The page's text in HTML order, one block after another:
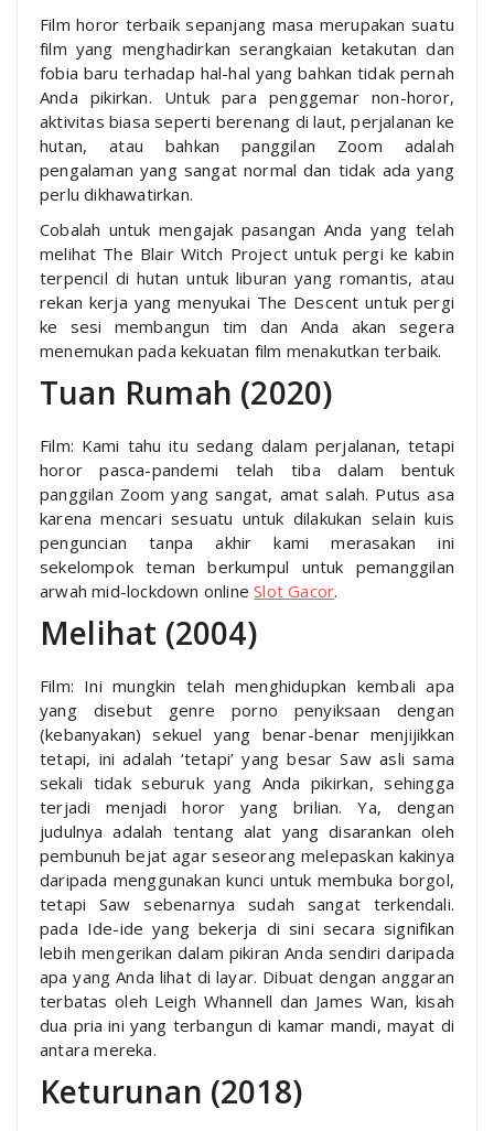
Film horor terbaik sepanjang masa merupakan suatu
film yang menghadirkan serangkaian ketakutan dan
fobia baru terhadap hal-hal yang bahkan tidak pernah
Anda pikirkan. Untuk para penggemar non-horor,
aktivitas biasa seperti berenang di laut, perjalanan ke
hutan, atau bahkan panggilan Zoom adalah
pengalaman yang sangat normal dan tidak ada yang
perlu dikhawatirkan.
Cobalah untuk mengajak pasangan Anda yang telah
melihat The Blair Witch Project untuk pergi ke kabin
terpencil di hutan untuk liburan yang romantis, atau
rekan kerja yang menyukai The Descent untuk pergi
ke sesi membangun tim dan Anda akan segera
menemukan pada kekuatan film menakutkan terbaik.
Tuan Rumah (2020)
Film: Kami tahu itu sedang dalam perjalanan, tetapi
horor pasca-pandemi telah tiba dalam bentuk
panggilan Zoom yang sangat, amat salah. Putus asa
karena mencari sesuatu untuk dilakukan selain kuis
penguncian tanpa akhir kami merasakan ini
sekelompok teman berkumpul untuk pemanggilan
arwah mid-lockdown onlineSlot Gacor.
Melihat (2004)
Film: Ini mungkin telah menghidupkan kembali apa
yang disebut genre porno penyiksaan dengan
(kebanyakan) sekuel yang benar-benar menjijikkan
tetapi, ini adalah ‘tetapi’ yang besar Saw asli sama
sekali tidak seburuk yang Anda pikirkan, sehingga
terjadi menjadi horor yang brilian. Ya, dengan
judulnya adalah tentang alat yang disarankan oleh
pembunuh bejat agar seseorang melepaskan kakinya
daripada menggunakan kunci untuk membuka borgol,
tetapi Saw sebenarnya sudah sangat terkendali.
pada Ide-ide yang bekerja di sini secara signifikan
lebih mengerikan dalam pikiran Anda sendiri daripada
apa yang Anda lihat di layar. Dibuat dengan anggaran
terbatas oleh Leigh Whannell dan James Wan, kisah
dua pria ini yang terbangun di kamar mandi, mayat di
antara mereka.
Keturunan (2018)